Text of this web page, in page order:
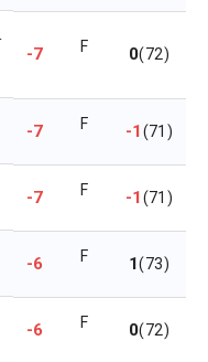
-7 F 0(72)
-7 F -1(71)
-7 F -1(71)
-6 F 1(73)
-6 F 0(72)